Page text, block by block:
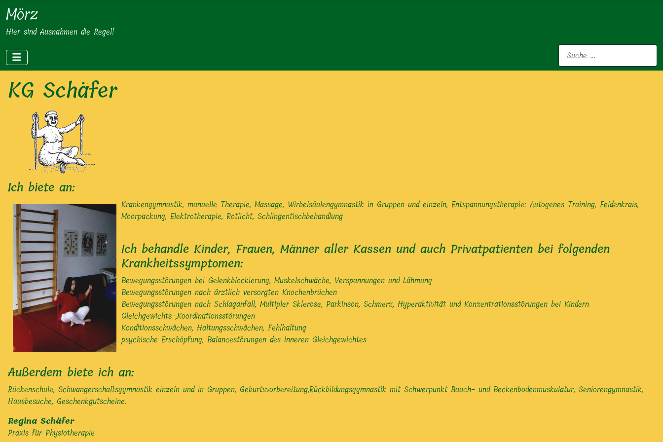
Mörz
Hier sind Ausnahmen die Regel!
Suchen
KG Schäfer
Ich biete an:
Krankengymnastik, manuelle Therapie, Massage, Wirbelsäulengymnastik in Gruppen und einzeln, Entspannungstherapie: Autogenes Training, Feldenkrais,
Moorpackung, Elektrotherapie, Rotlicht, Schlingentischbehandlung
Ich behandle Kinder, Frauen, Männer aller Kassen und auch Privatpatienten bei folgenden
Krankheitssymptomen:
Bewegungsstörungen bei Gelenkblockierung, Muskelschwäche, Verspannungen und Lähmung
Bewegungsstörungen nach ärztlich versorgten Knochenbrüchen
Bewegungsstörungen nach Schlaganfall, Multipler Sklerose, Parkinson, Schmerz, Hyperaktivität und Konzentrationsstörungen bei Kindern
Gleichgewichts-,Koordinationsstörungen
Konditionsschwächen, Haltungsschwächen, Fehlhaltung
psychische Erschöpfung, Balancestörungen des inneren Gleichgewichtes
Außerdem biete ich an:
Rückenschule, Schwangerschaftsgymnastik einzeln und in Gruppen, Geburtsvorbereitung,Rückbildungsgymnastik mit Schwerpunkt Bauch- und Beckenbodenmuskulatur, Seniorengymnastik,
Hausbesuche, Geschenkgutscheine.
Regina Schäfer
Praxis für Physiotherapie